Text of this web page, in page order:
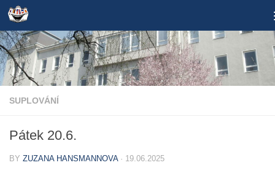
Skip to content
SUPLOVÁNÍ
Pátek 20.6.
BY ZUZANA HANSMANNOVA · 19.06.2025